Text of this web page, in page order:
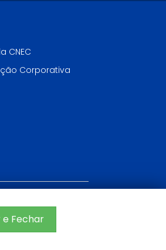
CNEC
Corporativa
direitos reservados
Fechar